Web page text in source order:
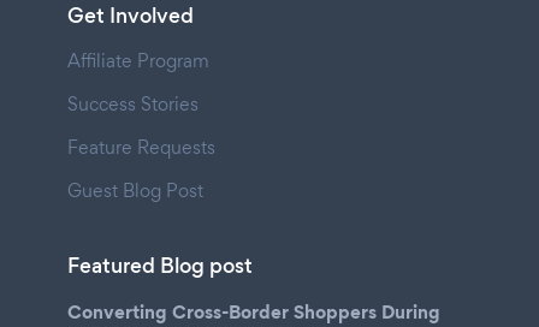
Get Involved
Affiliate Program
Success Stories
Feature Requests
Guest Blog Post
Featured Blog post
Converting Cross-Border Shoppers During